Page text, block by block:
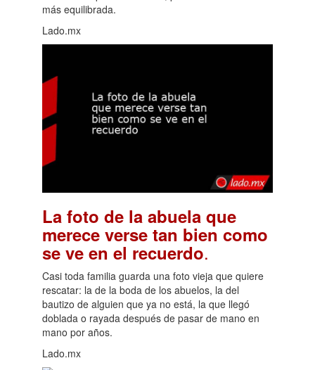
más equilibrada.
Lado.mx
La foto de la abuela que
merece verse tan bien como
se ve en el recuerdo.
Casi toda familia guarda una foto vieja que quiere
rescatar: la de la boda de los abuelos, la del
bautizo de alguien que ya no está, la que llegó
doblada o rayada después de pasar de mano en
mano por años.
Lado.mx